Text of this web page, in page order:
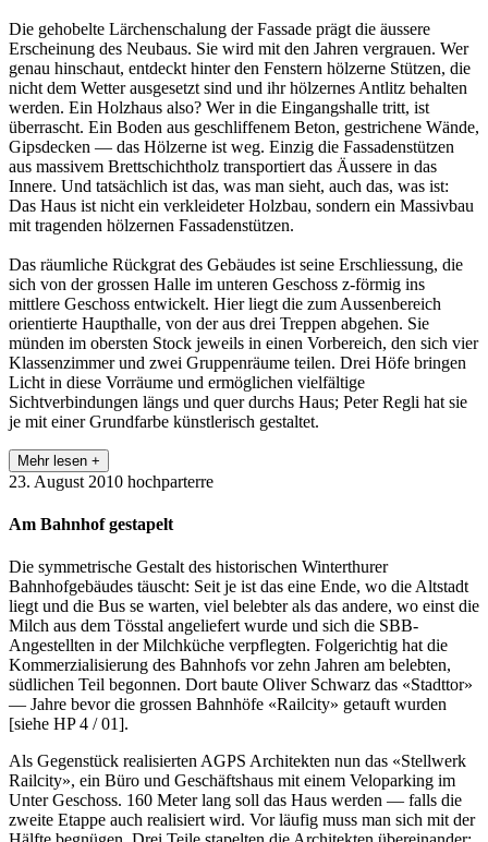
Die gehobelte Lärchenschalung der Fassade prägt die äussere
Erscheinung des Neubaus. Sie wird mit den Jahren vergrauen. Wer
genau hinschaut, entdeckt hinter den Fenstern hölzerne Stützen, die
nicht dem Wetter ausgesetzt sind und ihr hölzernes Antlitz behalten
werden. Ein Holzhaus also? Wer in die Eingangshalle tritt, ist
überrascht. Ein Boden aus geschliffenem Beton, gestrichene Wände,
Gipsdecken — das Hölzerne ist weg. Einzig die Fassadenstützen
aus massivem Brettschichtholz transportiert das Äussere in das
Innere. Und tatsächlich ist das, was man sieht, auch das, was ist:
Das Haus ist nicht ein verkleideter Holzbau, sondern ein Massivbau
mit tragenden hölzernen Fassadenstützen.
Das räumliche Rückgrat des Gebäudes ist seine Erschliessung, die
sich von der grossen Halle im unteren Geschoss z-förmig ins
mittlere Geschoss entwickelt. Hier liegt die zum Aussenbereich
orientierte Haupthalle, von der aus drei Treppen abgehen. Sie
münden im obersten Stock jeweils in einen Vorbereich, den sich vier
Klassenzimmer und zwei Gruppenräume teilen. Drei Höfe bringen
Licht in diese Vorräume und ermöglichen vielfältige
Sichtverbindungen längs und quer durchs Haus; Peter Regli hat sie
je mit einer Grundfarbe künstlerisch gestaltet.
Mehr lesen +
23. August 2010 hochparterre
Am Bahnhof gestapelt
Die symmetrische Gestalt des historischen Winterthurer
Bahnhofgebäudes täuscht: Seit je ist das eine Ende, wo die Altstadt
liegt und die Bus­ se warten, viel belebter als das andere, wo einst die
Milch aus dem Tösstal angeliefert wurde und sich die SBB­
Angestellten in der Milchküche verpflegten. Folgerichtig hat die
Kommerzialisierung des Bahnhofs vor zehn Jahren am belebten,
südlichen Teil begonnen. Dort baute Oliver Schwarz das «Stadttor»
— Jahre bevor die grossen Bahnhöfe «Railcity» getauft wurden
[siehe HP 4 / 01].
Als Gegenstück realisierten AGPS Architekten nun das «Stellwerk
Railcity», ein Büro­ und Geschäftshaus mit einem Veloparking im
Unter­ Geschoss. 160 Meter lang soll das Haus werden — falls die
zweite Etappe auch realisiert wird. Vor­ läufig muss man sich mit der